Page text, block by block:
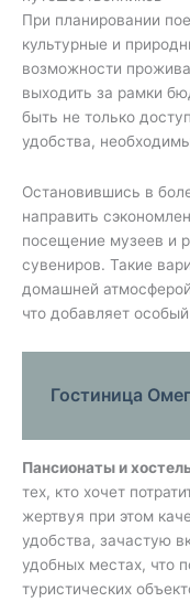
При планировании
культурные и
возможности
выходить за рамки
быть не только
удобства,
Остановившись в
направить
посещение музеев и
сувениров. Такие
домашней
что добавляет
Гостиница
Пансионаты и
тех, кто хочет
жертвуя при этом
удобства, зачастую
удобных местах, что
туристических